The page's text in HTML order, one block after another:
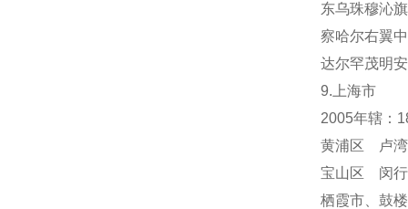
东乌珠穆沁
察哈尔右翼
达尔罕茂明
9.上海市
2005年辖：
黄浦区 卢
宝山区 闵
栖霞市、 鼓